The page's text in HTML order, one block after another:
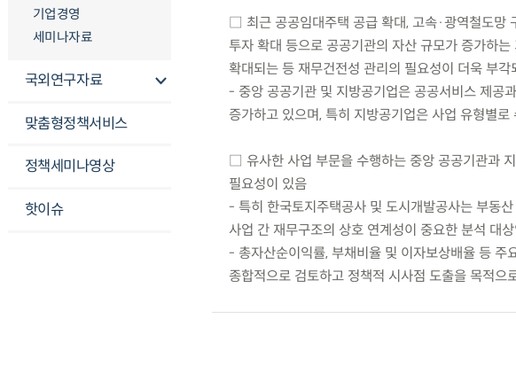
기업경영
세미나자료
국외연구자료
맞춤형정책서비스
정책세미나영상
핫이슈
□ 최근 공공임대주택 공급 확대, 고속·광역철도망
투자 확대 등으로 공공기관의 자산 규모가 증가하
확대되는 등 재무건전성 관리의 필요성이 더욱 부각
- 중앙 공공기관 및 지방공기업은 공공서비스 제공
증가하고 있으며, 특히 지방공기업은 사업 유형별
□ 유사한 사업 부문을 수행하는 중앙 공공기관과
필요성이 있음
- 특히 한국토지주택공사 및 도시개발공사는 부동
사업 간 재무구조의 상호 연계성이 중요한 분석 대
- 총자산순이익률, 부채비율 및 이자보상배율 등 주
종합적으로 검토하고 정책적 시사점 도출을 목적으